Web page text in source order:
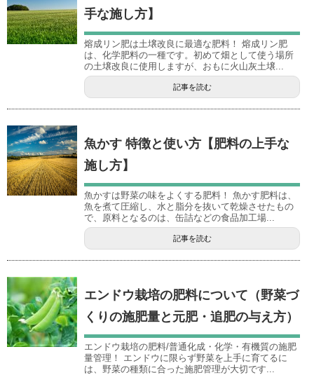
手な施し方】
熔成リン肥は土壌改良に最適な肥料！ 熔成リン肥
は、化学肥料の一種です。初めて畑として使う場所
の土壌改良に使用しますが、おもに火山灰土壌...
記事を読む
魚かす 特徴と使い方【肥料の上手な
施し方】
魚かすは野菜の味をよくする肥料！ 魚かす肥料は、
魚を煮て圧縮し、水と脂分を抜いて乾燥させたもの
で、原料となるのは、缶詰などの食品加工場...
記事を読む
エンドウ栽培の肥料について（野菜づ
くりの施肥量と元肥・追肥の与え方）
エンドウ栽培の肥料/普通化成・化学・有機質の施肥
量管理！ エンドウに限らず野菜を上手に育てるに
は、野菜の種類に合った施肥管理が大切です...